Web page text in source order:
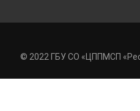
© 2022 ГБУ СО «ЦППМСП